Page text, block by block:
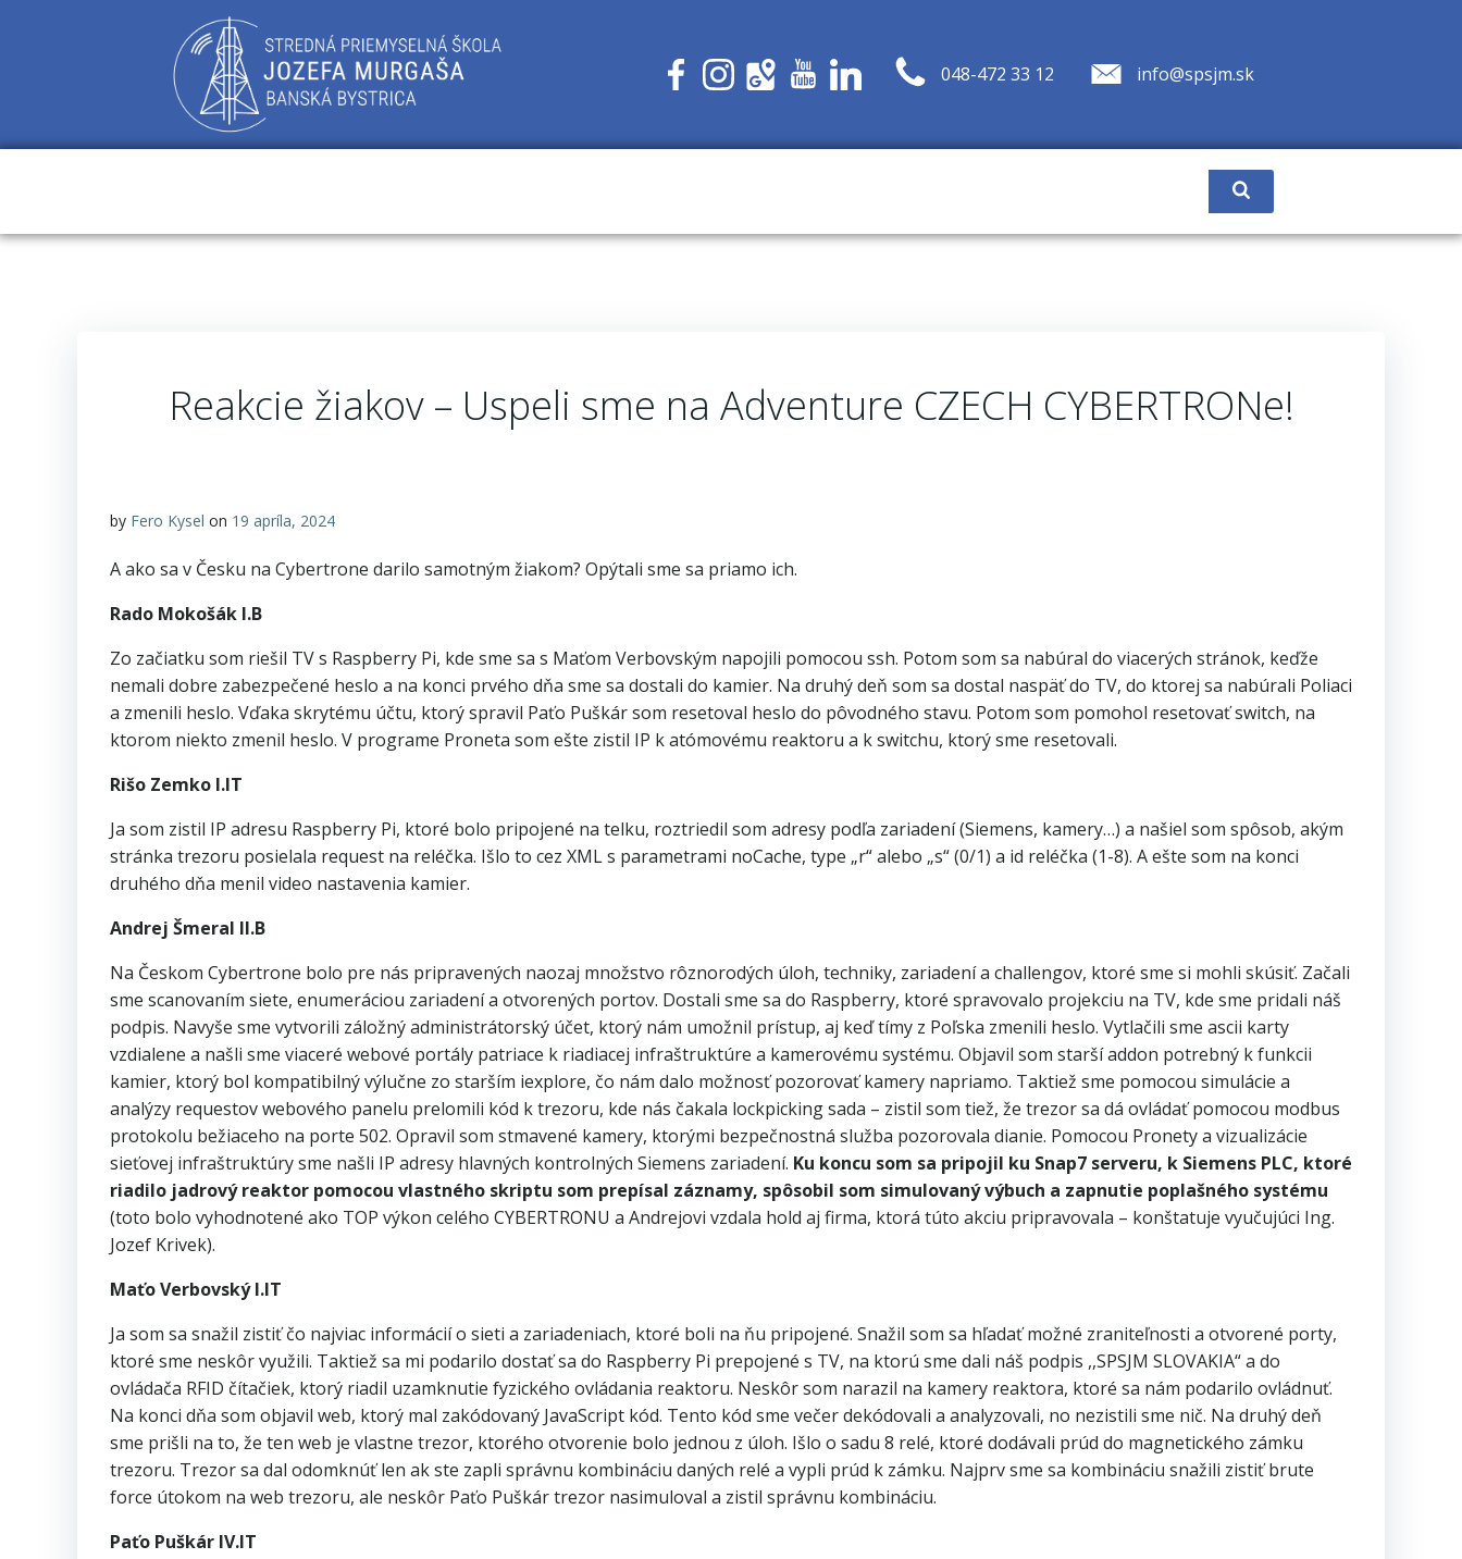
048-472 33 12 info@spsjm.sk
Reakcie žiakov – Uspeli sme na Adventure CZECH CYBERTRONe!
by Fero Kysel on 19 apríla, 2024
A ako sa v Česku na Cybertrone darilo samotným žiakom? Opýtali sme sa priamo ich.
Rado Mokošák I.B
Zo začiatku som riešil TV s Raspberry Pi, kde sme sa s Maťom Verbovským napojili pomocou ssh. Potom som sa nabúral do viacerých stránok, keďže
nemali dobre zabezpečené heslo a na konci prvého dňa sme sa dostali do kamier. Na druhý deň som sa dostal naspäť do TV, do ktorej sa nabúrali Poliaci
a zmenili heslo. Vďaka skrytému účtu, ktorý spravil Paťo Puškár som resetoval heslo do pôvodného stavu. Potom som pomohol resetovať switch, na
ktorom niekto zmenil heslo. V programe Proneta som ešte zistil IP k atómovému reaktoru a k switchu, ktorý sme resetovali.
Rišo Zemko I.IT
Ja som zistil IP adresu Raspberry Pi, ktoré bolo pripojené na telku, roztriedil som adresy podľa zariadení (Siemens, kamery…) a našiel som spôsob, akým
stránka trezoru posielala request na reléčka. Išlo to cez XML s parametrami noCache, type „r“ alebo „s“ (0/1) a id reléčka (1-8). A ešte som na konci
druhého dňa menil video nastavenia kamier.
Andrej Šmeral II.B
Na Českom Cybertrone bolo pre nás pripravených naozaj množstvo rôznorodých úloh, techniky, zariadení a challengov, ktoré sme si mohli skúsiť. Začali
sme scanovaním siete, enumeráciou zariadení a otvorených portov. Dostali sme sa do Raspberry, ktoré spravovalo projekciu na TV, kde sme pridali náš
podpis. Navyše sme vytvorili záložný administrátorský účet, ktorý nám umožnil prístup, aj keď tímy z Poľska zmenili heslo. Vytlačili sme ascii karty
vzdialene a našli sme viaceré webové portály patriace k riadiacej infraštruktúre a kamerovému systému. Objavil som starší addon potrebný k funkcii
kamier, ktorý bol kompatibilný výlučne zo starším iexplore, čo nám dalo možnosť pozorovať kamery napriamo. Taktiež sme pomocou simulácie a
analýzy requestov webového panelu prelomili kód k trezoru, kde nás čakala lockpicking sada – zistil som tiež, že trezor sa dá ovládať pomocou modbus
protokolu bežiaceho na porte 502. Opravil som stmavené kamery, ktorými bezpečnostná služba pozorovala dianie. Pomocou Pronety a vizualizácie
sieťovej infraštruktúry sme našli IP adresy hlavných kontrolných Siemens zariadení. Ku koncu som sa pripojil ku Snap7 serveru, k Siemens PLC, ktoré
riadilo jadrový reaktor pomocou vlastného skriptu som prepísal záznamy, spôsobil som simulovaný výbuch a zapnutie poplašného systému
(toto bolo vyhodnotené ako TOP výkon celého CYBERTRONU a Andrejovi vzdala hold aj firma, ktorá túto akciu pripravovala – konštatuje vyučujúci Ing.
Jozef Krivek).
Maťo Verbovský I.IT
Ja som sa snažil zistiť čo najviac informácií o sieti a zariadeniach, ktoré boli na ňu pripojené. Snažil som sa hľadať možné zraniteľnosti a otvorené porty,
ktoré sme neskôr využili. Taktiež sa mi podarilo dostať sa do Raspberry Pi prepojené s TV, na ktorú sme dali náš podpis ,,SPSJM SLOVAKIA“ a do
ovládača RFID čítačiek, ktorý riadil uzamknutie fyzického ovládania reaktoru. Neskôr som narazil na kamery reaktora, ktoré sa nám podarilo ovládnuť.
Na konci dňa som objavil web, ktorý mal zakódovaný JavaScript kód. Tento kód sme večer dekódovali a analyzovali, no nezistili sme nič. Na druhý deň
sme prišli na to, že ten web je vlastne trezor, ktorého otvorenie bolo jednou z úloh. Išlo o sadu 8 relé, ktoré dodávali prúd do magnetického zámku
trezoru. Trezor sa dal odomknúť len ak ste zapli správnu kombináciu daných relé a vypli prúd k zámku. Najprv sme sa kombináciu snažili zistiť brute
force útokom na web trezoru, ale neskôr Paťo Puškár trezor nasimuloval a zistil správnu kombináciu.
Paťo Puškár IV.IT